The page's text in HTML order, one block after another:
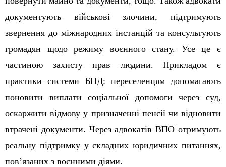
документують військові злочини, підтримують
звернення до міжнародних інстанцій та консультують
громадян щодо режиму воєнного стану. Усе це є
частиною захисту прав людини. Прикладом є
практики системи БПД: переселенцям допомагають
поновити виплати соціальної допомоги через суд,
оскаржити відмову у призначенні пенсії чи відновити
втрачені документи. Через адвокатів ВПО отримують
реальну підтримку у складних юридичних питаннях,
пов’язаних з воєнними діями.